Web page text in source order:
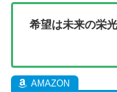
希望は未来の栄